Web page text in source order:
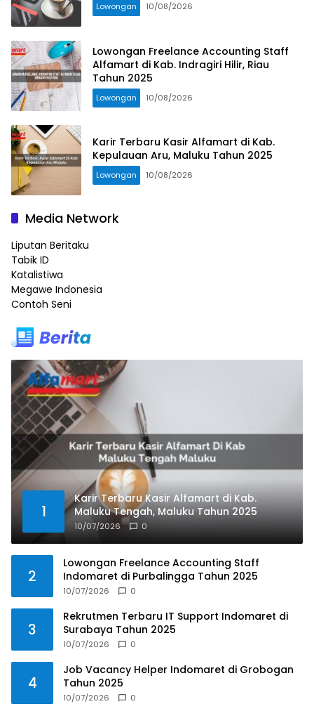
Lowongan 10/08/2026
Lowongan Freelance Accounting Staff
Alfamart di Kab. Indragiri Hilir, Riau
Tahun 2025
Lowongan 10/08/2026
Karir Terbaru Kasir Alfamart di Kab.
Kepulauan Aru, Maluku Tahun 2025
Lowongan 10/08/2026
Media Network
Liputan Beritaku
Tabik ID
Katalistiwa
Megawe Indonesia
Contoh Seni
1
Karir Terbaru Kasir Alfamart di Kab.
Maluku Tengah, Maluku Tahun 2025
10/07/2026 0
2
Lowongan Freelance Accounting Staff
Indomaret di Purbalingga Tahun 2025
10/07/2026 0
3
Rekrutmen Terbaru IT Support Indomaret di
Surabaya Tahun 2025
10/07/2026 0
4
Job Vacancy Helper Indomaret di Grobogan
Tahun 2025
10/07/2026 0